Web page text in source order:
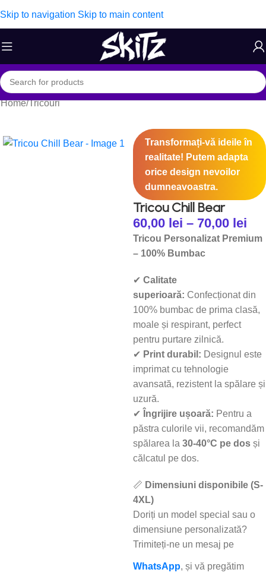
Skip to navigation Skip to main content
Home/Tricouri
Transformați-vă ideile în
realitate! Putem adapta
orice design nevoilor
dumneavoastra.
Tricou Chill Bear
60,00 lei – 70,00 lei
Tricou Personalizat Premium
– 100% Bumbac
✔ Calitate
superioară: Confecționat din
100% bumbac de prima clasă,
moale și respirant, perfect
pentru purtare zilnică.
✔ Print durabil: Designul este
imprimat cu tehnologie
avansată, rezistent la spălare și
uzură.
✔ Îngrijire ușoară: Pentru a
păstra culorile vii, recomandăm
spălarea la 30-40°C pe dos și
călcatul pe dos.
📏 Dimensiuni disponibile (S-
4XL)
Doriți un model special sau o
dimensiune personalizată?
Trimiteți-ne un mesaj pe
WhatsApp, și vă pregătim